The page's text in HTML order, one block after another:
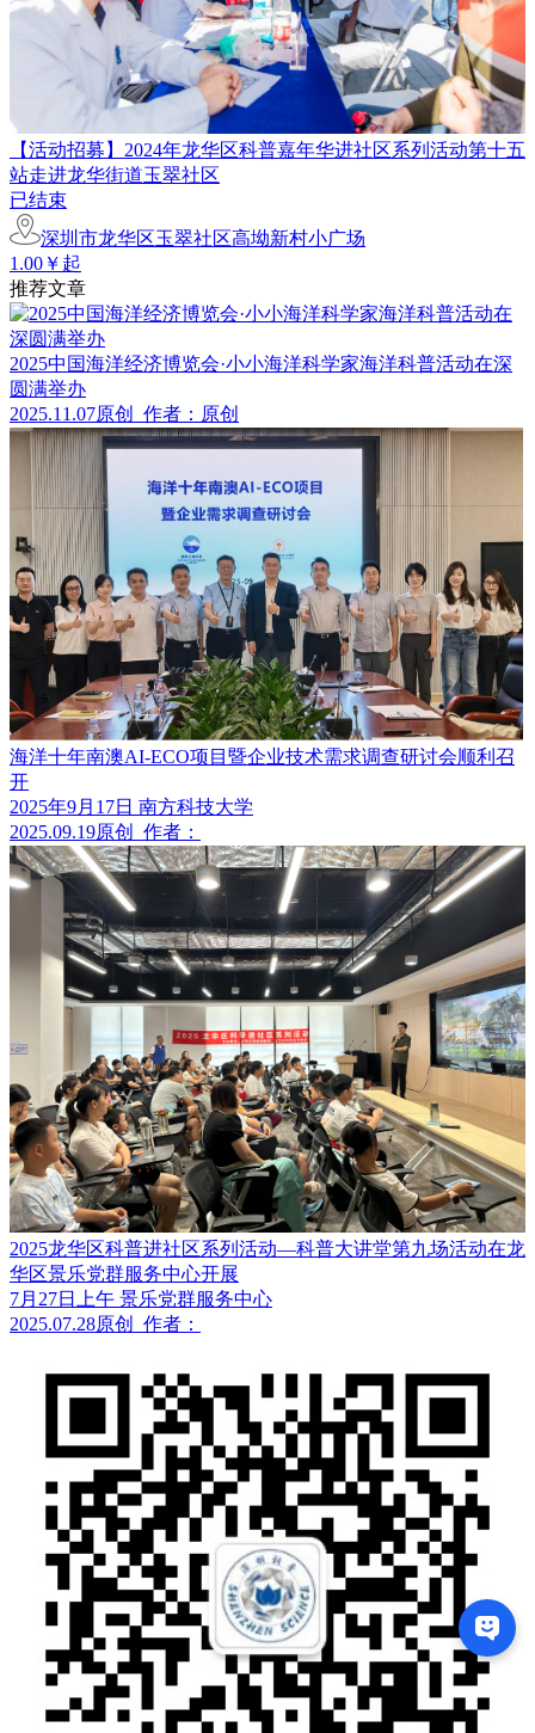
【活动招募】2024年龙华区科普嘉年华进社区系列活动第十五
站走进龙华街道玉翠社区
已结束
深圳市龙华区玉翠社区高坳新村小广场
1.00￥起
推荐文章
2025中国海洋经济博览会·小小海洋科学家海洋科普活动在深
圆满举办
2025.11.07原创 作者：原创
海洋十年南澳AI-ECO项目暨企业技术需求调查研讨会顺利召
开
2025年9月17日 南方科技大学
2025.09.19原创 作者：
2025龙华区科普进社区系列活动—科普大讲堂第九场活动在龙
华区景乐党群服务中心开展
7月27日上午 景乐党群服务中心
2025.07.28原创 作者：